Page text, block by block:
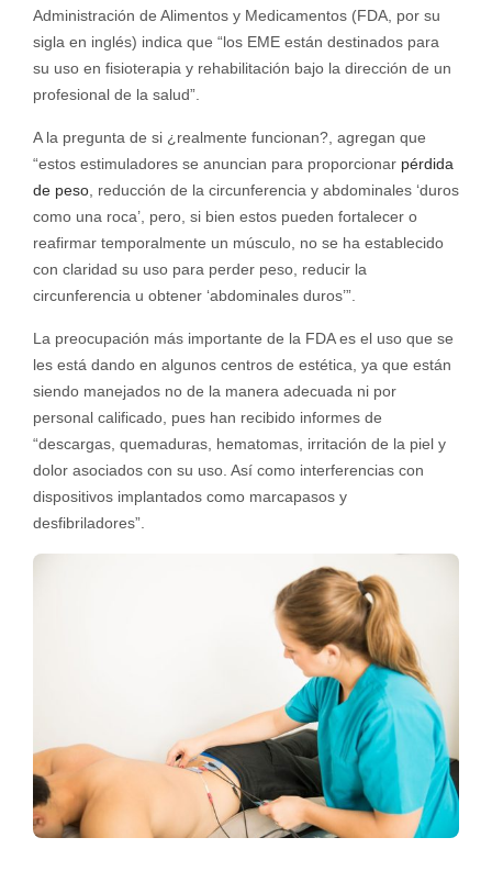
Administración de Alimentos y Medicamentos (FDA, por su
sigla en inglés) indica que “los EME están destinados para
su uso en fisioterapia y rehabilitación bajo la dirección de un
profesional de la salud”.
A la pregunta de si ¿realmente funcionan?, agregan que
“estos estimuladores se anuncian para proporcionar pérdida
de peso, reducción de la circunferencia y abdominales ‘duros
como una roca’, pero, si bien estos pueden fortalecer o
reafirmar temporalmente un músculo, no se ha establecido
con claridad su uso para perder peso, reducir la
circunferencia u obtener ‘abdominales duros’”.
La preocupación más importante de la FDA es el uso que se
les está dando en algunos centros de estética, ya que están
siendo manejados no de la manera adecuada ni por
personal calificado, pues han recibido informes de
“descargas, quemaduras, hematomas, irritación de la piel y
dolor asociados con su uso. Así como interferencias con
dispositivos implantados como marcapasos y
desfibriladores”.